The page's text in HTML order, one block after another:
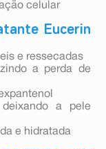
celular
Eucerin
e ressecadas
a perda de
a pele
e hidratada